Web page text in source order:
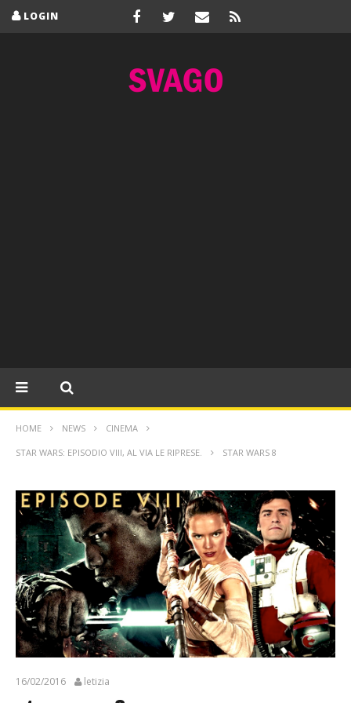
LOGIN
HOME NEWS CINEMA
STAR WARS: EPISODIO VIII, AL VIA LE RIPRESE. STAR WARS 8
16/02/2016 letizia